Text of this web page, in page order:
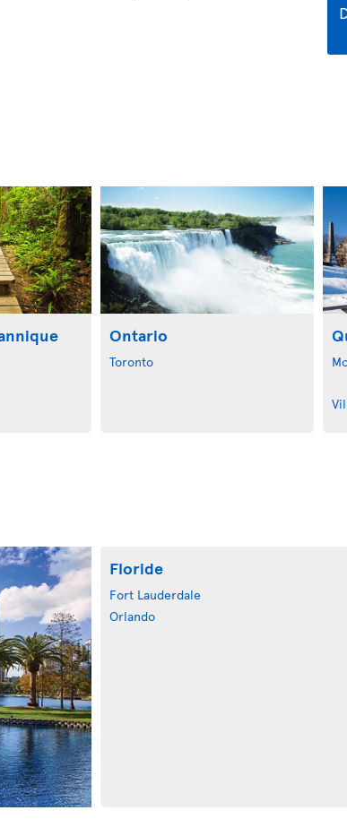
Ontario
Toronto
Floride
Fort Lauderdale
Orlando